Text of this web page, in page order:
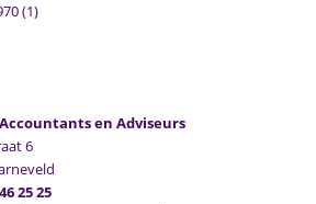
(1)
en Adviseurs
6
25 25